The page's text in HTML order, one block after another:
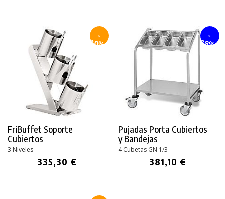
-
30%
FriBuffet Soporte
Cubiertos
3 Niveles
335,30 €
-
28%
Pujadas Porta Cubiertos
y Bandejas
4 Cubetas GN 1/3
381,10 €